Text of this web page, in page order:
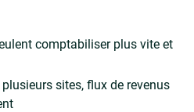
comptabiliser plus vite et
sites, flux de revenus